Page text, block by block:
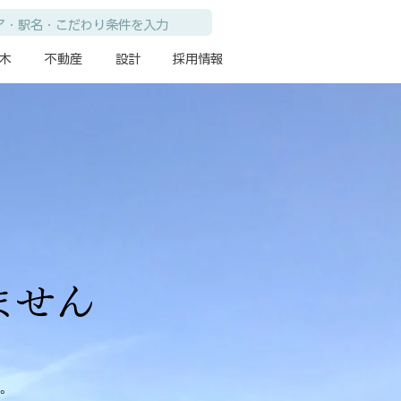
不動産 設計 採用情報
せん